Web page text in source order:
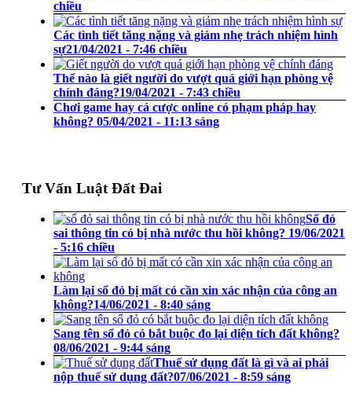
chiều
Các tình tiết tăng nặng và giảm nhẹ trách nhiệm hình
sự21/04/2021 - 7:46 chiều
Thế nào là giết người do vượt quá giới hạn phòng vệ
chính đáng?19/04/2021 - 7:43 chiều
Chơi game hay cá cược online có phạm pháp hay
không? 05/04/2021 - 11:13 sáng
Tư Vấn Luật Đất Đai
Sổ đỏ
sai thông tin có bị nhà nước thu hồi không? 19/06/2021
- 5:16 chiều
Làm lại sổ đỏ bị mất có cần xin xác nhận của công an
không?14/06/2021 - 8:40 sáng
Sang tên sổ đỏ có bắt buộc đo lại diện tích đất không?
08/06/2021 - 9:44 sáng
Thuế sử dụng đất là gì và ai phải
nộp thuế sử dụng đất?07/06/2021 - 8:59 sáng